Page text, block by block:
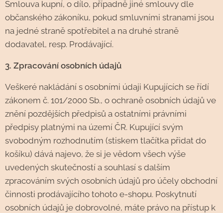
Smlouva kupní, o dílo, případně jiné smlouvy dle
občanského zákoníku, pokud smluvními stranami jsou
na jedné straně spotřebitel a na druhé straně
dodavatel, resp. Prodávající.
3. Zpracování osobních údajů
Veškeré nakládání s osobními údaji Kupujících se řídí
zákonem č. 101/2000 Sb., o ochraně osobních údajů ve
znění pozdějších předpisů a ostatními právními
předpisy platnými na území ČR. Kupující svým
svobodným rozhodnutím (stiskem tlačítka přidat do
košíku) dává najevo, že si je vědom všech výše
uvedených skutečností a souhlasí s dalším
zpracováním svých osobních údajů pro účely obchodní
činnosti prodávajícího tohoto e-shopu. Poskytnutí
osobních údajů je dobrovolné, máte právo na přístup k